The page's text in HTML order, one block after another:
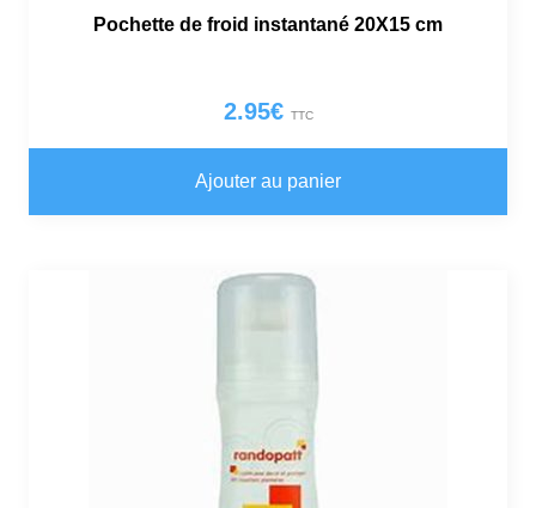
Pochette de froid instantané 20X15 cm
2.95€ TTC
Ajouter au panier